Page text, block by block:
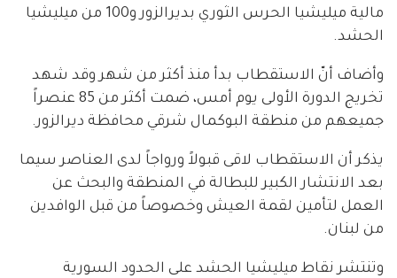
مالية ميليشيا الحرس الثوري بديرالزور و100 من ميليشيا
الحشد.
وأضاف أنّ الاستقطاب بدأ منذ أكثر من شهر وقد شهد
تخريج الدورة الأولى يوم أمس، ضمت أكثر من 85 عنصراً
جميعهم من منطقة البوكمال شرقي محافظة ديرالزور.
يذكر أن الاستقطاب لاقى قبولاً ورواجاً لدى العناصر سيما
بعد الانتشار الكبير للبطالة في المنطقة والبحث عن
العمل لتأمين لقمة العيش وخصوصاً من قبل الوافدين
من لبنان.
وتنتشر نقاط ميليشيا الحشد على الحدود السورية